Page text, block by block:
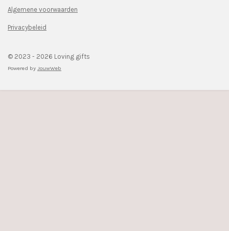
Algemene voorwaarden
Privacybeleid
© 2023 - 2026 Loving gifts
Powered by JouwWeb